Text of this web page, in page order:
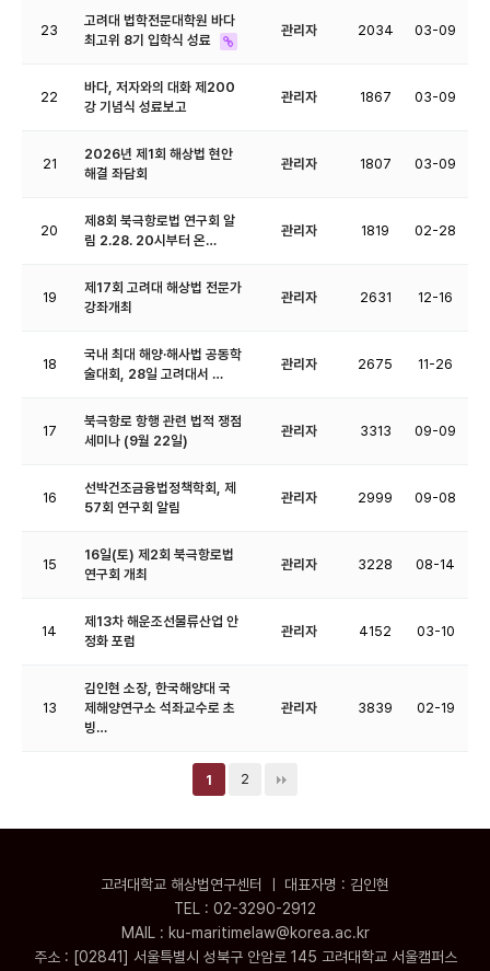
23
고려대 법학전문대학원 바다
최고위 8기 입학식 성료
관리자 2034 03-09
22
바다, 저자와의 대화 제200
강 기념식 성료보고
관리자 1867 03-09
21
2026년 제1회 해상법 현안
해결 좌담회
관리자 1807 03-09
20
제8회 북극항로법 연구회 알
림 2.28. 20시부터 온…
관리자 1819 02-28
19
제17회 고려대 해상법 전문가
강좌개최
관리자 2631 12-16
18
국내 최대 해양·해사법 공동학
술대회, 28일 고려대서 …
관리자 2675 11-26
17
북극항로 항행 관련 법적 쟁점
세미나 (9월 22일)
관리자 3313 09-09
16
선박건조금융법정책학회, 제
57회 연구회 알림
관리자 2999 09-08
15
16일(토) 제2회 북극항로법
연구회 개최
관리자 3228 08-14
14
제13차 해운조선물류산업 안
정화 포럼
관리자 4152 03-10
13
김인현 소장, 한국해양대 국
제해양연구소 석좌교수로 초
빙…
관리자 3839 02-19
1 2
고려대학교 해상법연구센터 ㅣ 대표자명 : 김인현
TEL : 02-3290-2912
MAIL : ku-maritimelaw@korea.ac.kr
주소 : [02841] 서울특별시 성북구 안암로 145 고려대학교 서울캠퍼스